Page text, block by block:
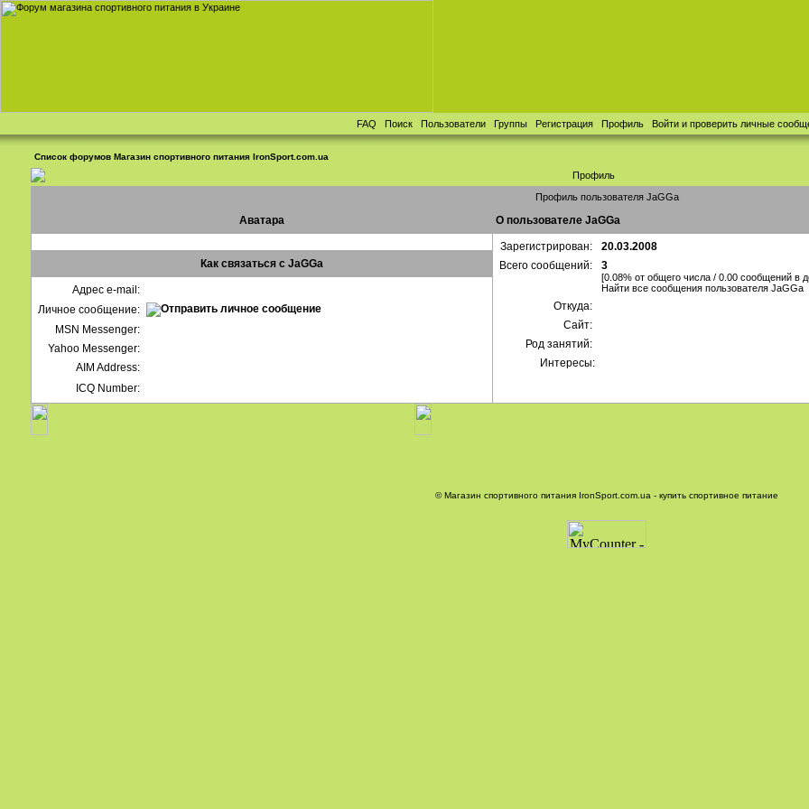
FAQ Поиск Пользователи Группы Регистрация Профиль Войти и проверить личные
Список форумов Магазин спортивного питания IronSport.com.ua
Профиль
Профиль пользователя JaGGa
Аватара О пользователе JaGGa
Зарегистрирован:
20.03.2008
Всего сообщений:
3
[0.08% от общего числа / 0.00 сообщений в
Найти все сообщения пользователя JaGGa
Откуда:
Сайт:
Род занятий:
Интересы:
Как связаться с JaGGa
Адрес e-mail:
Личное сообщение:
MSN Messenger:
Yahoo Messenger:
AIM Address:
ICQ Number:
© Магазин спортивного питания IronSport.com.ua - купить спортивное питание